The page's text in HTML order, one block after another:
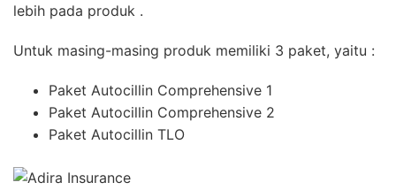
lebih pada produk .
Untuk masing-masing produk memiliki 3 paket, yaitu :
Paket Autocillin Comprehensive 1
Paket Autocillin Comprehensive 2
Paket Autocillin TLO